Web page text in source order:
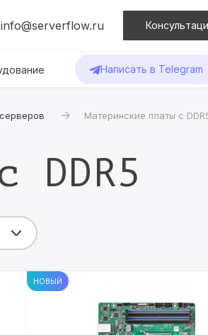
info@serverflow.ru
Написать в Telegram
Материнские платы c
DDR5
НОВЫЙ